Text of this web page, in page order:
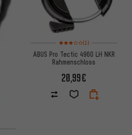
Bewertungen: 3 von 5
(1)
ABUS Pro Tectic 4960 LH NKR
Rahmenschloss
20,99€